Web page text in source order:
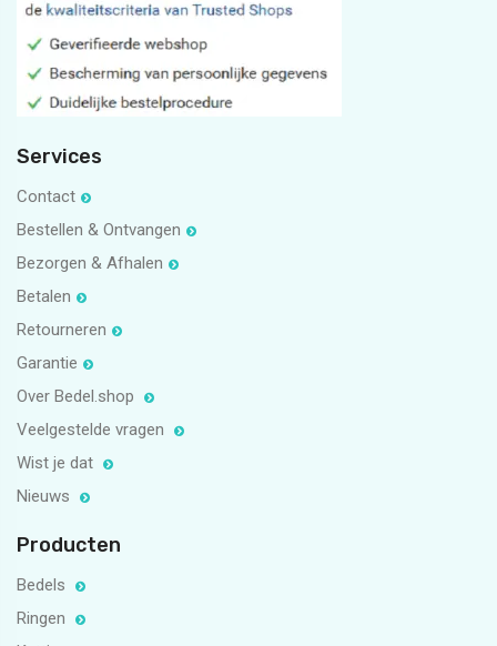
Services
Contact
Bestellen & Ontvangen
Bezorgen & Afhalen
Betalen
Retourneren
Garantie
Over Bedel.shop
Veelgestelde vragen
Wist je dat
Nieuws
Producten
Bedels
Ringen